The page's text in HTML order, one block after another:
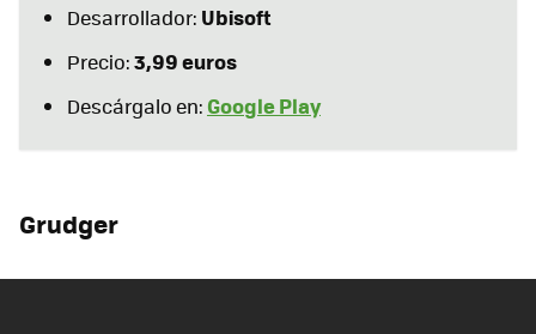
Desarrollador: Ubisoft
Precio:3,99 euros
Descárgalo en: Google Play
Grudger